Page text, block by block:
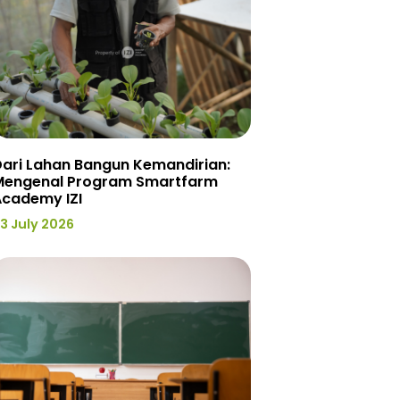
Lahan Bangun Kemandirian:
Program Smartfarm
IZI
July 2026